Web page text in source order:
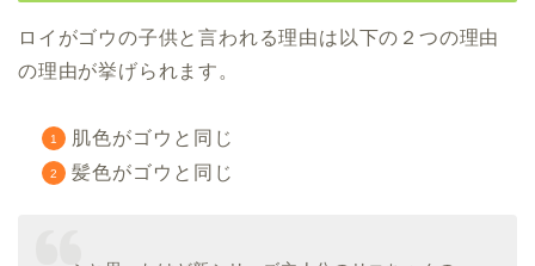
ロイがゴウの子供と言われる理由は以下の２つの理由
の理由が挙げられます。
肌色がゴウと同じ
髪色がゴウと同じ